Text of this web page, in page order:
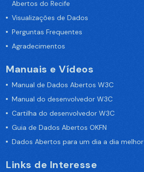
Abertos do Recife
Visualizações de Dados
Perguntas Frequentes
Agradecimentos
Manuais e Vídeos
Manual de Dados Abertos W3C
Manual do desenvolvedor W3C
Cartilha do desenvolvedor W3C
Guia de Dados Abertos OKFN
Dados Abertos para um dia a dia melhor
Links de Interesse